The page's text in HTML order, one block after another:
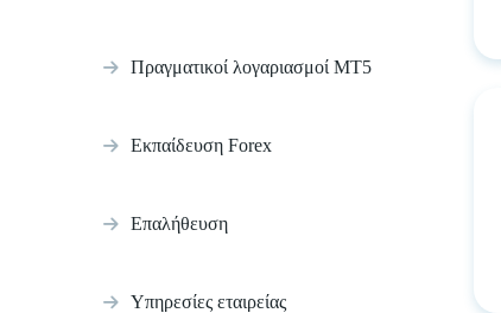
Πραγματικοί λογαριασμοί MT5
Εκπαίδευση Forex
Επαλήθευση
Υπηρεσίες εταιρείας